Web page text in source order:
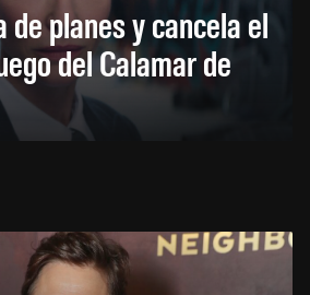
planes y cancela el
del Calamar de